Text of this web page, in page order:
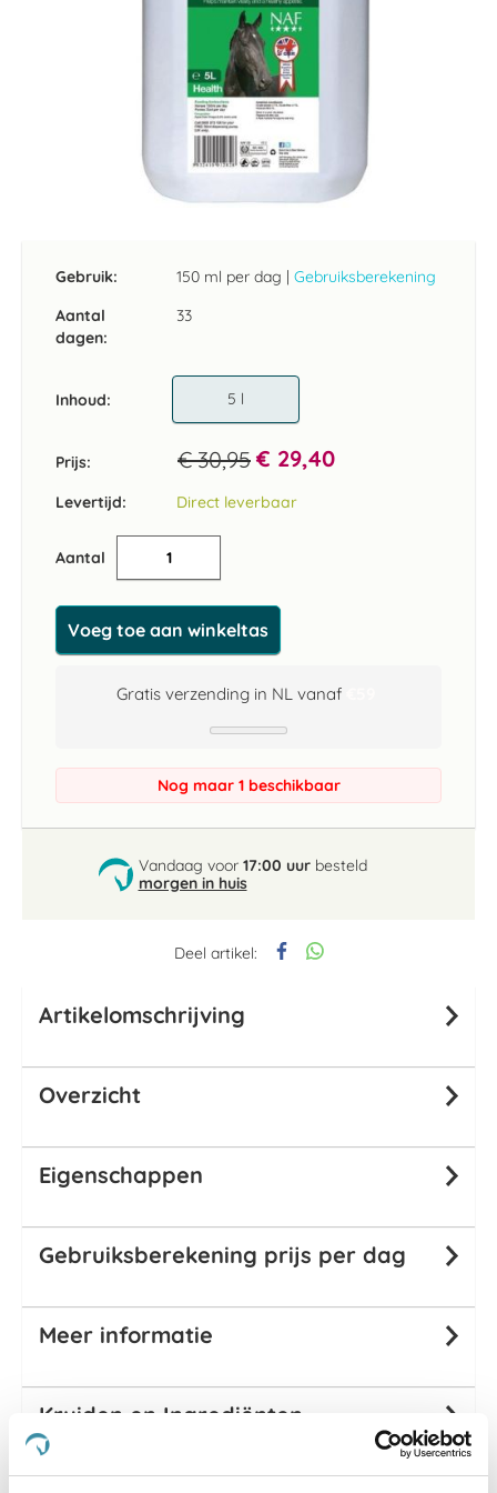
Deel artikel:
Gebruik: 150 ml per dag | Gebruiksberekening
Aantal
dagen:
33
Inhoud 5 l
Prijs: € 30,95 € 29,40
Levertijd: Direct leverbaar
Aantal
Voeg toe aan winkeltas
Gratis verzending in NL vanaf
Nog maar 1 beschikbaar
Vandaag voor 17:00 uurbesteld
morgen in huis
begin
afbeeldingen-
Artikelomschrijving
Overzicht
Eigenschappen
Gebruiksberekening prijs per dag
Meer informatie
Kruiden en Ingrediënten